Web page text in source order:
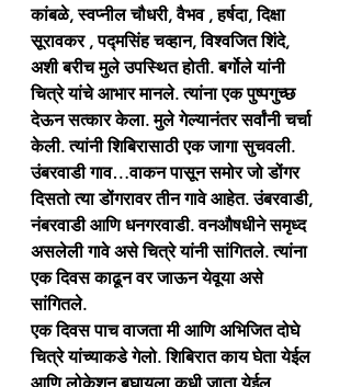
कांबळे, स्वप्नील चौधरी, वैभव , हर्षदा, दिक्षा
सूरावकर , पद्मसिंह चव्हान, विश्वजित शिंदे,
अशी बरीच मुले उपस्थित होती. बर्गोले यांनी
चित्रे यांचे आभार मानले. त्यांना एक पुष्पगुच्छ
देऊन सत्कार केला. मुले गेल्यानंतर सर्वांनी चर्चा
केली. त्यांनी शिबिरासाठी एक जागा सुचवली.
उंबरवाडी गाव…वाकन पासून समोर जो डोंगर
दिसतो त्या डोंगरावर तीन गावे आहेत. उंबरवाडी,
नंबरवाडी आणि धनगरवाडी. वनऔषधीने समृध्द
असलेली गावे असे चित्रे यांनी सांगितले. त्यांना
एक दिवस काढून वर जाऊन येवूया असे
सांगितले.
एक दिवस पाच वाजता मी आणि अभिजित दोघे
चित्रे यांच्याकडे गेलो. शिबिरात काय घेता येईल